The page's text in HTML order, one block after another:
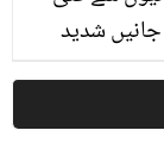
جانیں شدید